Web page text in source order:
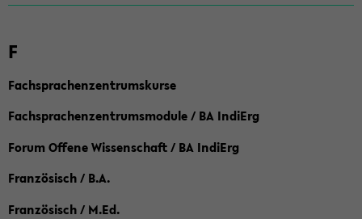
F
Fachsprachenzentrumskurse
Fachsprachenzentrumsmodule / BA IndiErg
Forum Offene Wissenschaft / BA IndiErg
Französisch / B.A.
Französisch / M.Ed.